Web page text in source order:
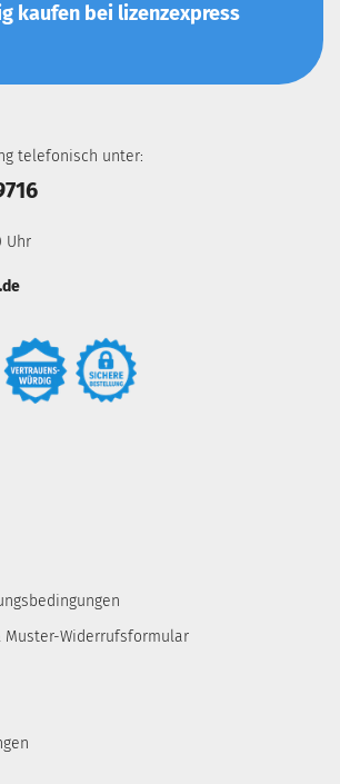
kaufen bei lizenzexpress
telefonisch unter:
Uhr
Muster-Widerrufsformular